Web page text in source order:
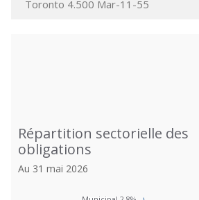
Toronto 4.500 Mar-11-55
Répartition sectorielle des
Pie chart with 5 slices.
Au 31 mai 2026
Répartition sectorielle des
obligations
Au 31 mai 2026